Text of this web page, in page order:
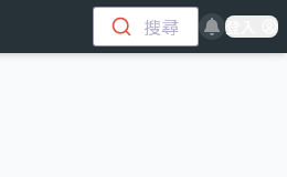
搜尋 登入